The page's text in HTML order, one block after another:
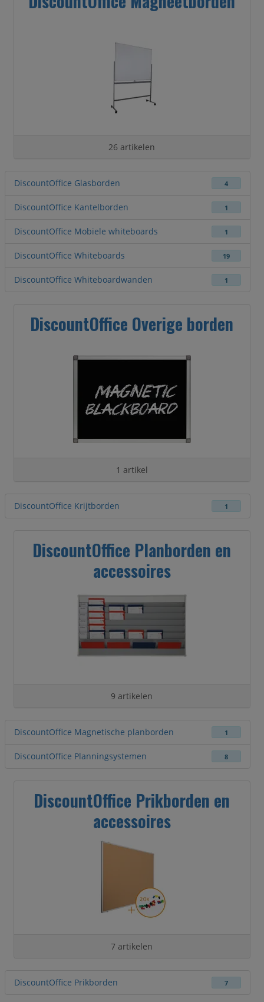
26 artikelen
DiscountOffice Glasborden 4
DiscountOffice Kantelborden 1
DiscountOffice Mobiele whiteboards 1
DiscountOffice Whiteboards 19
DiscountOffice Whiteboardwanden 1
DiscountOffice Overige borden
1 artikel
DiscountOffice Krijtborden 1
DiscountOffice Planborden en
accessoires
9 artikelen
DiscountOffice Magnetische planborden 1
DiscountOffice Planningsystemen 8
DiscountOffice Prikborden en
accessoires
7 artikelen
DiscountOffice Prikborden 7